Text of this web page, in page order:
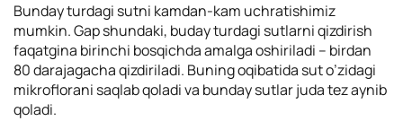
Bunday turdagi sutni kamdan-kam uchratishimiz
mumkin. Gap shundaki, buday turdagi sutlarni qizdirish
faqatgina birinchi bosqichda amalga oshiriladi – birdan
80 darajagacha qizdiriladi. Buning oqibatida sut o’zidagi
mikroflorani saqlab qoladi va bunday sutlar juda tez aynib
qoladi.